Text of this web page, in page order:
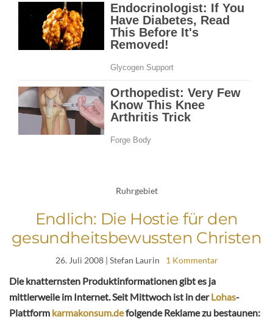
Ruhrgebiet
Endlich: Die Hostie für den
gesundheitsbewussten Christen
26. Juli 2008| Stefan Laurin 1 Kommentar
Die knatternsten Produktinformationen gibt es ja
mittlerweile im Internet. Seit Mittwoch ist in derLohas-
Plattform karmakonsum.defolgende Reklame zu bestaunen: